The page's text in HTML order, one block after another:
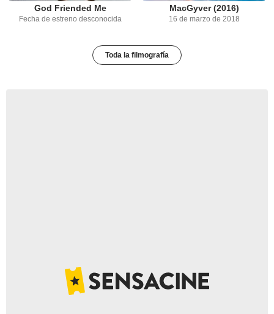
God Friended Me
Fecha de estreno desconocida
MacGyver (2016)
16 de marzo de 2018
Toda la filmografía